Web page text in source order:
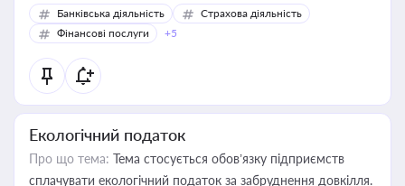
Банківська діяльність
Страхова діяльність
Фінансові послуги
+5
Екологічний податок
Про що тема: Тема стосується обов’язку підприємств
сплачувати екологічний податок за забруднення довкілля.